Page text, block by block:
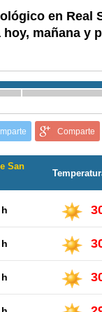
en Real
mañana y
Comparte
San